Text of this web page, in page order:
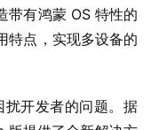
带有鸿蒙 OS 特性的
特点，实现多设备的
开发者的问题。据